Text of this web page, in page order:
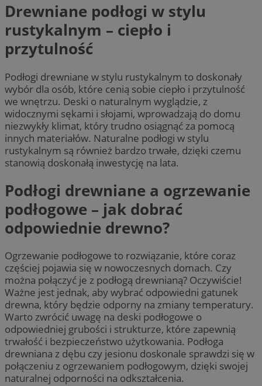
Drewniane podłogi w stylu
rustykalnym – ciepło i
przytulność
Podłogi drewniane w stylu rustykalnym to doskonały
wybór dla osób, które cenią sobie ciepło i przytulność
we wnętrzu. Deski o naturalnym wyglądzie, z
widocznymi sękami i słojami, wprowadzają do domu
niezwykły klimat, który trudno osiągnąć za pomocą
innych materiałów. Naturalne podłogi w stylu
rustykalnym są również bardzo trwałe, dzięki czemu
stanowią doskonałą inwestycję na lata.
Podłogi drewniane a ogrzewanie
podłogowe – jak dobrać
odpowiednie drewno?
Ogrzewanie podłogowe to rozwiązanie, które coraz
częściej pojawia się w nowoczesnych domach. Czy
można połączyć je z podłogą drewnianą? Oczywiście!
Ważne jest jednak, aby wybrać odpowiedni gatunek
drewna, który będzie odporny na zmiany temperatury.
Warto zwrócić uwagę na deski podłogowe o
odpowiedniej grubości i strukturze, które zapewnią
trwałość i bezpieczeństwo użytkowania. Podłoga
drewniana z dębu czy jesionu doskonale sprawdzi się w
połączeniu z ogrzewaniem podłogowym, dzięki swojej
naturalnej odporności na odkształcenia.